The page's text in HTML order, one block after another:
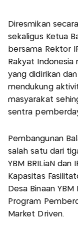
Diresmikan
sekaligus Ketua
bersama Rektor
Rakyat
yang didirikan
mendukung
masyarakat
sentra
Pembangunan
salah satu dari
YBM BRILiaN dan
Kapasitas
Desa Binaan
Program
Market Driven.